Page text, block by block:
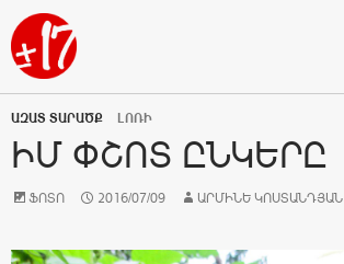
Որոնում
ԱՆՑՆԵԼ ԲՈՎԱՆԴԱԿՈՒԹՅԱՆԸ
ԱԶԱՏ ՏԱՐԱԾՔ ԼՈՌԻ
ԻՄ ՓՇՈՏ ԸՆԿԵՐԸ
ՖՈՏՈ 2016/07/09 ԱՐՄԻՆԵ ԿՈՍՏԱՆԴՅԱՆ